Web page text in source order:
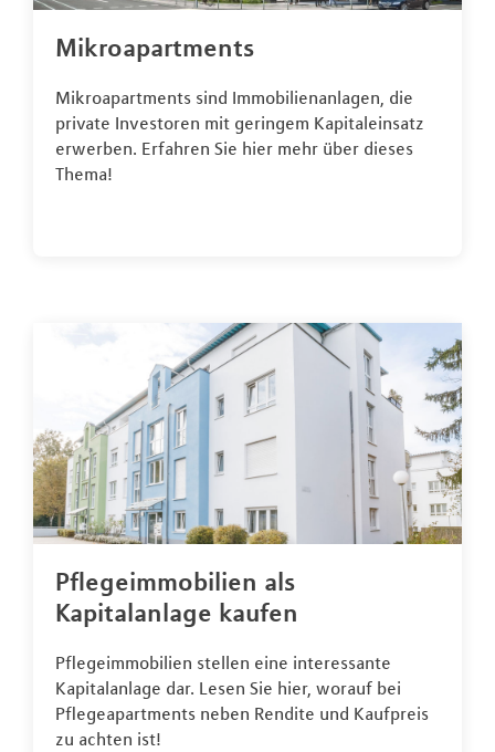
Mikroapartments
Mikroapartments sind Immobilienanlagen, die
private Investoren mit geringem Kapitaleinsatz
erwerben. Erfahren Sie hier mehr über dieses
Thema!
Pflegeimmobilien als
Kapitalanlage kaufen
Pflegeimmobilien stellen eine interessante
Kapitalanlage dar. Lesen Sie hier, worauf bei
Pflegeapartments neben Rendite und Kaufpreis
zu achten ist!